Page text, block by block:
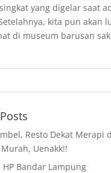
yang digelar saat
kita pun akan
di museum barusan
Resto Dekat Merapi
Uenakk!!
HP Bandar Lampung